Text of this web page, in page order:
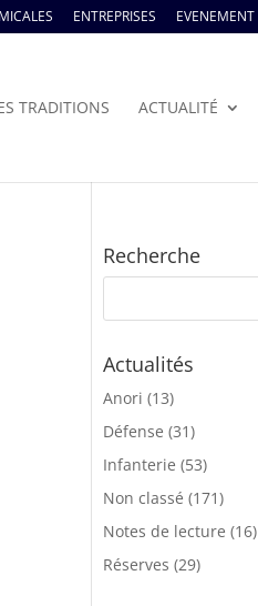
ENTREPRISES EVENEMENT
TRADITIONS ACTUALITÉ
Recherche
Actualités
Anori (13)
Défense (31)
Infanterie (53)
Non classé (171)
Notes de lecture (16)
Réserves (29)